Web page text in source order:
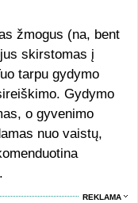
žmogus (na, bent
skirstomas į
tarpu gydymo
Gydymo
o gyvenimo
nuo vaistų,
REKLAMA